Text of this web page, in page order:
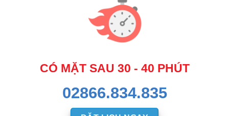
CÓ MẶT SAU 30 - 40 PHÚT
02866.834.835